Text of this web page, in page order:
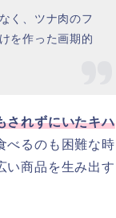
く、ツナ肉のフ
を作った画期的
されずにいたキハ
べるのも困難な時
い商品を生み出す